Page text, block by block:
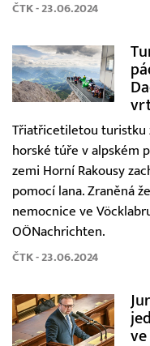
ČTK - 23.06.2024
Třiatřicetiletou turistku
horské túře v alpském
zemi Horní Rakousy
pomocí lana. Zraněná
nemocnice ve
OÖNachrichten.
ČTK - 23.06.2024